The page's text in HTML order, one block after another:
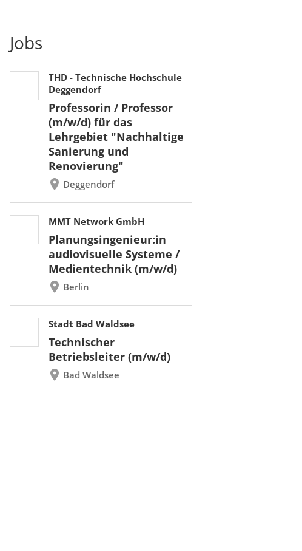
Jobs
THD - Technische Hochschule
Deggendorf
Professorin / Professor
(m/w/d) für das
Lehrgebiet "Nachhaltige
Sanierung und
Renovierung"
Deggendorf
MMT Network GmbH
Planungsingenieur:in
audiovisuelle Systeme /
Medientechnik (m/w/d)
Berlin
Stadt Bad Waldsee
Technischer
Betriebsleiter (m/w/d)
Bad Waldsee